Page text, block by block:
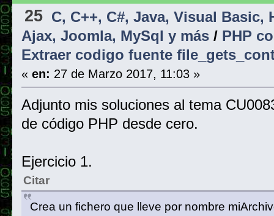
25 C, C++, C#, Java, Visual Basic,
Ajax, Joomla, MySql y más/ PHP
Extraer codigo fuente
« en: 27 de Marzo 2017, 11:03 »
Adjunto mis soluciones al tema
de código PHP desde cero.
Ejercicio 1.
Citar
Crea un fichero que lleve por nombre